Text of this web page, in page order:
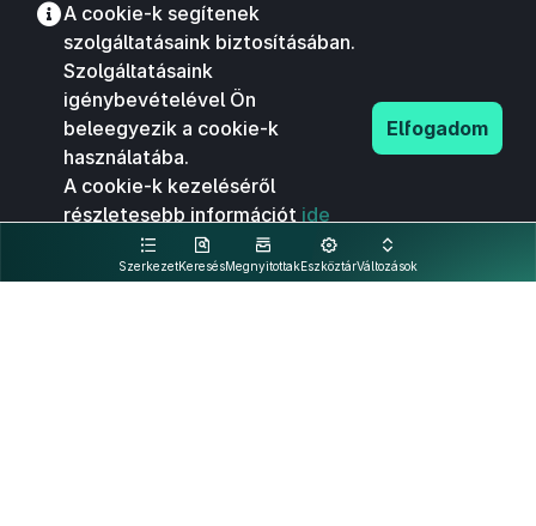
SzerkezetKeresésMegnyitottakEszköztárVáltozások
A cookie-k segítenek
szolgáltatásaink biztosításában.
Szolgáltatásaink
igénybevételével Ön
beleegyezik a cookie-k
használatába.
A cookie-k kezeléséről
részletesebb információt ide
kattintva olvashat.
Elfogadom